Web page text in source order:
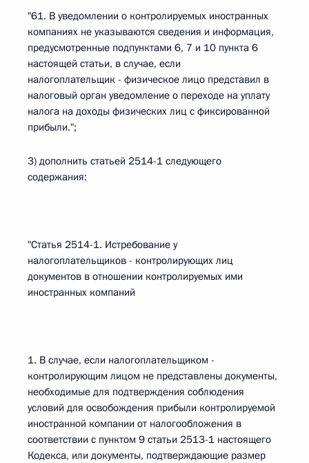
"61. В уведомлении о контролируемых иностранных
компаниях не указываются сведения и информация,
предусмотренные подпунктами 6, 7 и 10 пункта 6
настоящей статьи, в случае, если
налогоплательщик - физическое лицо представил в
налоговый орган уведомление о переходе на уплату
налога на доходы физических лиц с фиксированной
прибыли.";
3) дополнить статьей 2514-1 следующего
содержания:
"Статья 2514-1. Истребование у
налогоплательщиков - контролирующих лиц
документов в отношении контролируемых ими
иностранных компаний
1. В случае, если налогоплательщиком -
контролирующим лицом не представлены документы,
необходимые для подтверждения соблюдения
условий для освобождения прибыли контролируемой
иностранной компании от налогообложения в
соответствии с пунктом 9 статьи 2513-1 настоящего
Кодекса, или документы, подтверждающие размер